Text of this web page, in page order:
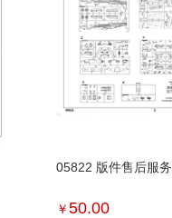
05822 版件售后服务
￥50.00